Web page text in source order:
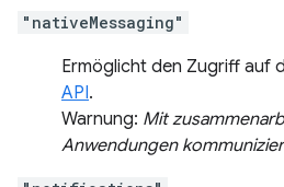
"nativeMessaging"
Ermöglicht den Zugriff auf
API.
Warnung: Mit
Anwendungen